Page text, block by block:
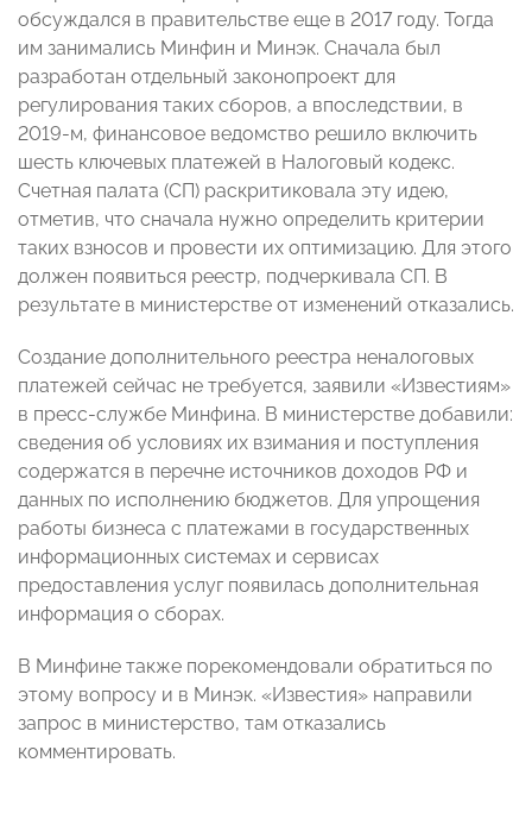
обсуждался в правительстве еще в 2017 году. Тогда
им занимались Минфин и Минэк. Сначала был
разработан отдельный законопроект для
регулирования таких сборов, а впоследствии, в
2019-м, финансовое ведомство решило включить
шесть ключевых платежей в Налоговый кодекс.
Счетная палата (СП) раскритиковала эту идею,
отметив, что сначала нужно определить критерии
таких взносов и провести их оптимизацию. Для этого
должен появиться реестр, подчеркивала СП. В
результате в министерстве от изменений отказались.
Создание дополнительного реестра неналоговых
платежей сейчас не требуется, заявили «Известиям»
в пресс-службе Минфина. В министерстве добавили:
сведения об условиях их взимания и поступления
содержатся в перечне источников доходов РФ и
данных по исполнению бюджетов. Для упрощения
работы бизнеса с платежами в государственных
информационных системах и сервисах
предоставления услуг появилась дополнительная
информация о сборах.
В Минфине также порекомендовали обратиться по
этому вопросу и в Минэк. «Известия» направили
запрос в министерство, там отказались
комментировать.